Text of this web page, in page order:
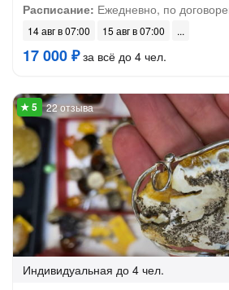
Расписание: Ежедневно, по
14 авг в 07:00 15 авг в 07:00
17 000 ₽за всё до 4 чел.
22 отзыва
Индивидуальная до 4 чел.